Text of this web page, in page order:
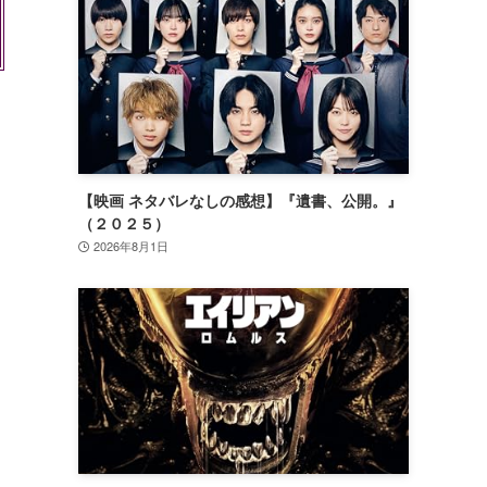
【映画 ネタバレなしの感想】『遺書、公開。』
（２０２５）
2026年8月1日